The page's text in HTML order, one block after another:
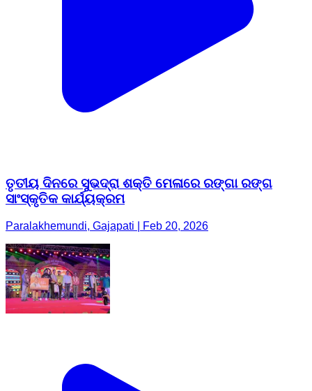
ତୃତୀୟ ଦିନରେ ସୁଭଦ୍ରା ଶକ୍ତି ମେଳାରେ ରଙ୍ଗା ରଙ୍ଗ
ସାଂସ୍କୃତିକ କାର୍ଯ୍ୟକ୍ରମ
Paralakhemundi, Gajapati | Feb 20, 2026